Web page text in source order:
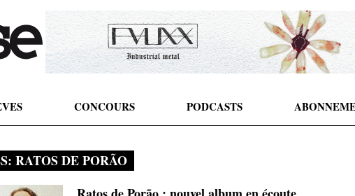
CONCOURS PODCASTS
RATOS DE PORÃO